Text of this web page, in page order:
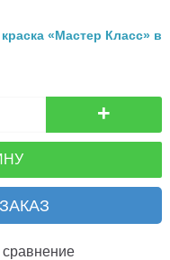
«Мастер Класс» в
+
сравнение